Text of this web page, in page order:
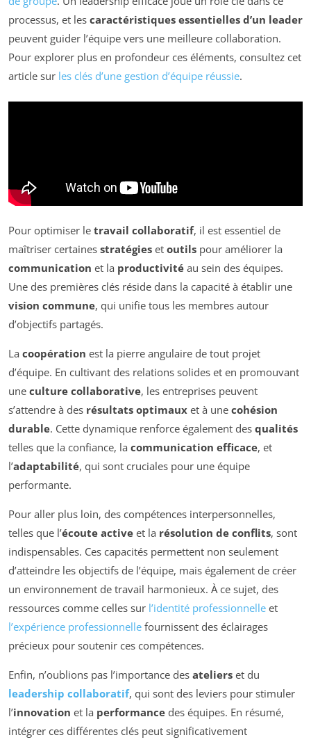
processus, et les caractéristiques essentielles d’un leader
peuvent guider l’équipe vers une meilleure collaboration.
Pour explorer plus en profondeur ces éléments, consultez cet
article sur les clés d’une gestion d’équipe réussie.
Pour optimiser le travail collaboratif, il est essentiel de
maîtriser certaines stratégies et outils pour améliorer la
communication et la productivité au sein des équipes.
Une des premières clés réside dans la capacité à établir une
vision commune, qui unifie tous les membres autour
d’objectifs partagés.
La coopération est la pierre angulaire de tout projet
d’équipe. En cultivant des relations solides et en promouvant
une culture collaborative, les entreprises peuvent
s’attendre à des résultats optimaux et à une cohésion
durable. Cette dynamique renforce également des qualités
telles que la confiance, la communication efficace, et
l’adaptabilité, qui sont cruciales pour une équipe
performante.
Pour aller plus loin, des compétences interpersonnelles,
telles que l’écoute active et la résolution de conflits, sont
indispensables. Ces capacités permettent non seulement
d’atteindre les objectifs de l’équipe, mais également de créer
un environnement de travail harmonieux. À ce sujet, des
ressources comme celles sur l’identité professionnelle et
l’expérience professionnelle fournissent des éclairages
précieux pour soutenir ces compétences.
Enfin, n’oublions pas l’importance des ateliers et du
leadership collaboratif, qui sont des leviers pour stimuler
l’innovation et la performance des équipes. En résumé,
intégrer ces différentes clés peut significativement